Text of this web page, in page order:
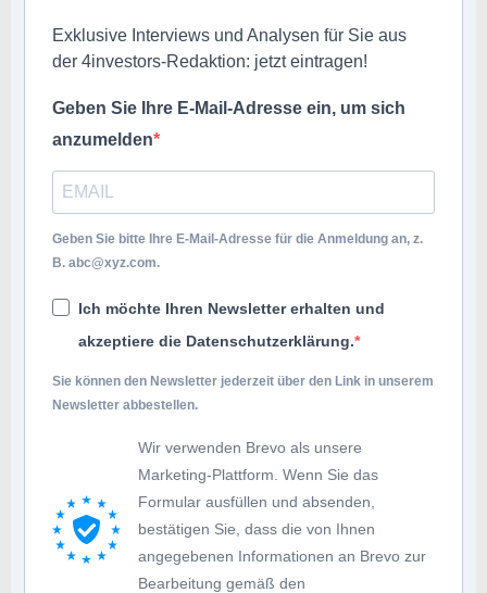
Exklusive Interviews und Analysen für Sie aus
der 4investors-Redaktion: jetzt eintragen!
Geben Sie Ihre E-Mail-Adresse ein, um sich
anzumelden
Geben Sie bitte Ihre E-Mail-Adresse für die Anmeldung an, z.
B. abc@xyz.com.
Ich möchte Ihren Newsletter erhalten und
akzeptiere die Datenschutzerklärung.
Sie können den Newsletter jederzeit über den Link in unserem
Newsletter abbestellen.
Wir verwenden Brevo als unsere
Marketing-Plattform. Wenn Sie das
Formular ausfüllen und absenden,
bestätigen Sie, dass die von Ihnen
angegebenen Informationen an Brevo zur
Bearbeitung gemäß den